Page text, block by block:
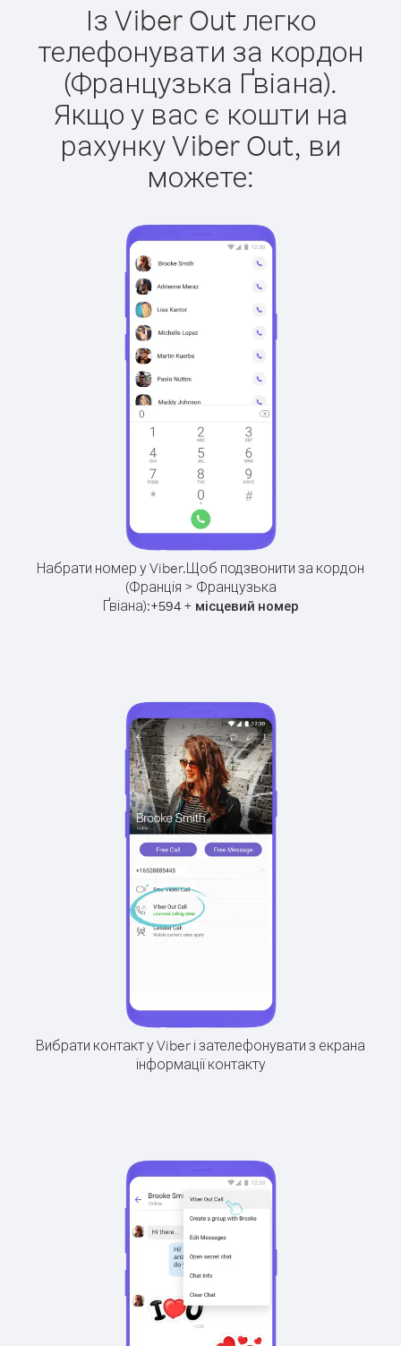
Із Viber Out легко
телефонувати за кордон
(Французька Ґвіана).
Якщо у вас є кошти на
рахунку Viber Out, ви
можете:
Набрати номер у Viber.Щоб подзвонити за кордон
(Франція > Французька
Ґвіана):+594+ місцевий номер
Вибрати контакт у Viber і зателефонувати з екрана
інформації контакту